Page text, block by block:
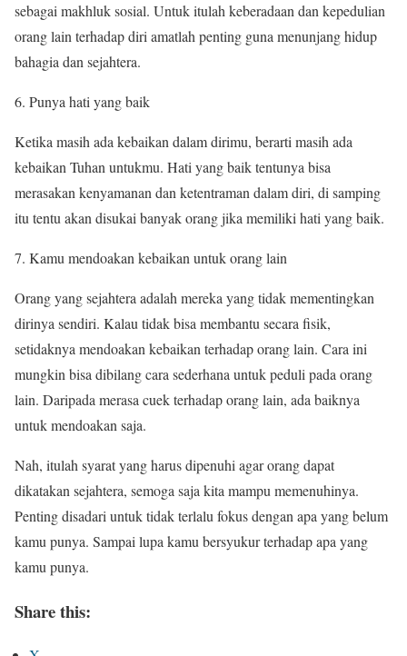
sebagai makhluk sosial. Untuk itulah keberadaan dan kepedulian
orang lain terhadap diri amatlah penting guna menunjang hidup
bahagia dan sejahtera.
Punya hati yang baik
Ketika masih ada kebaikan dalam dirimu, berarti masih ada
kebaikan Tuhan untukmu. Hati yang baik tentunya bisa
merasakan kenyamanan dan ketentraman dalam diri, di samping
itu tentu akan disukai banyak orang jika memiliki hati yang baik.
Kamu mendoakan kebaikan untuk orang lain
Orang yang sejahtera adalah mereka yang tidak mementingkan
dirinya sendiri. Kalau tidak bisa membantu secara fisik,
setidaknya mendoakan kebaikan terhadap orang lain. Cara ini
mungkin bisa dibilang cara sederhana untuk peduli pada orang
lain. Daripada merasa cuek terhadap orang lain, ada baiknya
untuk mendoakan saja.
Nah, itulah syarat yang harus dipenuhi agar orang dapat
dikatakan sejahtera, semoga saja kita mampu memenuhinya.
Penting disadari untuk tidak terlalu fokus dengan apa yang belum
kamu punya. Sampai lupa kamu bersyukur terhadap apa yang
kamu punya.
Share this: